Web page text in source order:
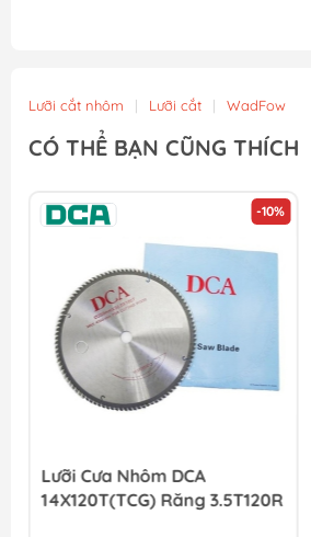
Lưỡi cắt nhôm | Lưỡi cắt | WadFow
CÓ THỂ BẠN CŨNG THÍCH
-10%
Lưỡi Cưa Nhôm DCA
14X120T(TCG) Răng 3.5T120R